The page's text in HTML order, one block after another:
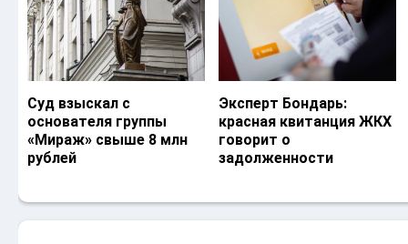
Суд взыскал с
основателя группы
«Мираж» свыше 8 млн
рублей
Эксперт Бондарь:
красная квитанция ЖКХ
говорит о
задолженности